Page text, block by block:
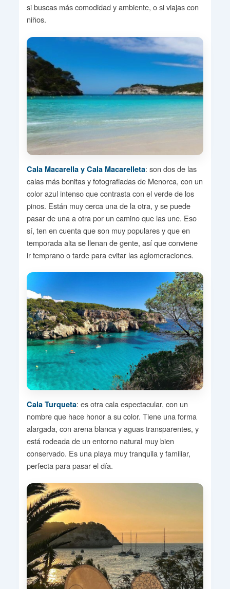
si buscas más comodidad y ambiente, o si viajas con
niños.
Cala Macarella y Cala Macarelleta: son dos de las
calas más bonitas y fotografiadas de Menorca, con un
color azul intenso que contrasta con el verde de los
pinos. Están muy cerca una de la otra, y se puede
pasar de una a otra por un camino que las une. Eso
sí, ten en cuenta que son muy populares y que en
temporada alta se llenan de gente, así que conviene
ir temprano o tarde para evitar las aglomeraciones.
Cala Turqueta: es otra cala espectacular, con un
nombre que hace honor a su color. Tiene una forma
alargada, con arena blanca y aguas transparentes, y
está rodeada de un entorno natural muy bien
conservado. Es una playa muy tranquila y familiar,
perfecta para pasar el día.